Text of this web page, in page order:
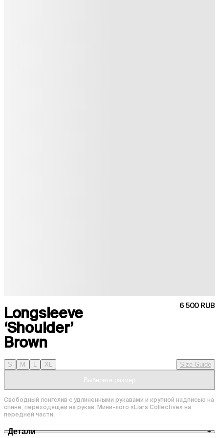
Longsleeve
‘Shoulder’
Brown
6 500 RUB
Свободный лонгслив с удлиненными рукавами и крупной надписью на
спине, переходящей на рукав. Мини-лого «Liars Collective» на
передней части.
S M L XL Size Guide
Выберите размер
Детали +